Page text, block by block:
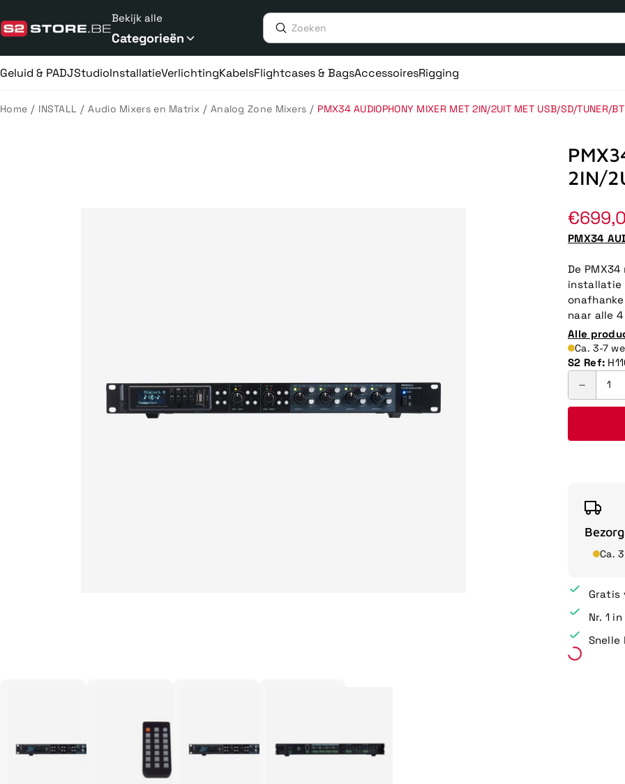
naar
de
Bekijk alle
Categorieën
Geluid & PADJStudioInstallatieVerlichtingKabelsFlightcases & BagsAccessoiresRigging
Home / INSTALL / Audio Mixers en Matrix / Analog Zone Mixers / PMX34 AUDIOPHONY MIXER MET 2IN/2UIT MET USB/SD/TUNER/BT
2IN/
prijs
PMX34
De
installatie
naar alle
Alle
Ca. 3-7
S2 Ref:
Ca.
Gratis
Nr. 1
Snelle